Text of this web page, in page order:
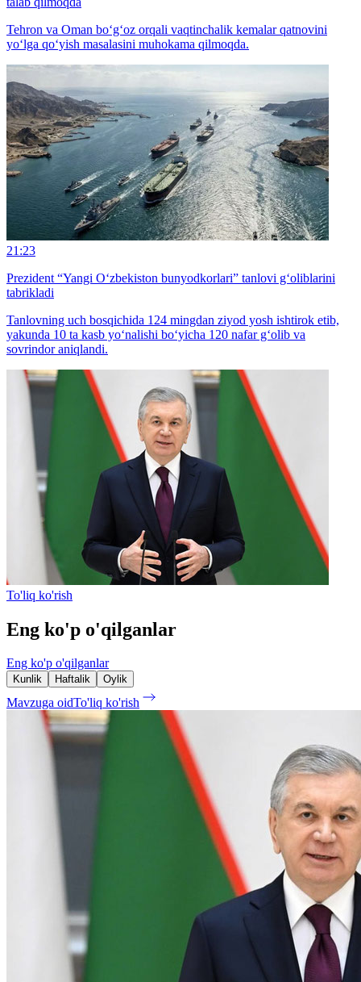
Tehron va Oman bo‘g‘oz orqali vaqtinchalik kemalar qatnovini
yo‘lga qo‘yish masalasini muhokama qilmoqda.
21:23
Prezident “Yangi O‘zbekiston bunyodkorlari” tanlovi g‘oliblarini
tabrikladi
Tanlovning uch bosqichida 124 mingdan ziyod yosh ishtirok etib,
yakunda 10 ta kasb yo‘nalishi bo‘yicha 120 nafar g‘olib va
sovrindor aniqlandi.
To'liq ko'rish
Eng ko'p o'qilganlar
Eng ko'p o'qilganlar
Kunlik Haftalik Oylik
Mavzuga oidTo'liq ko'rish